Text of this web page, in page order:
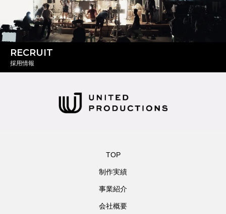
RECRUIT
採用情報
TOP
制作実績
事業紹介
会社概要